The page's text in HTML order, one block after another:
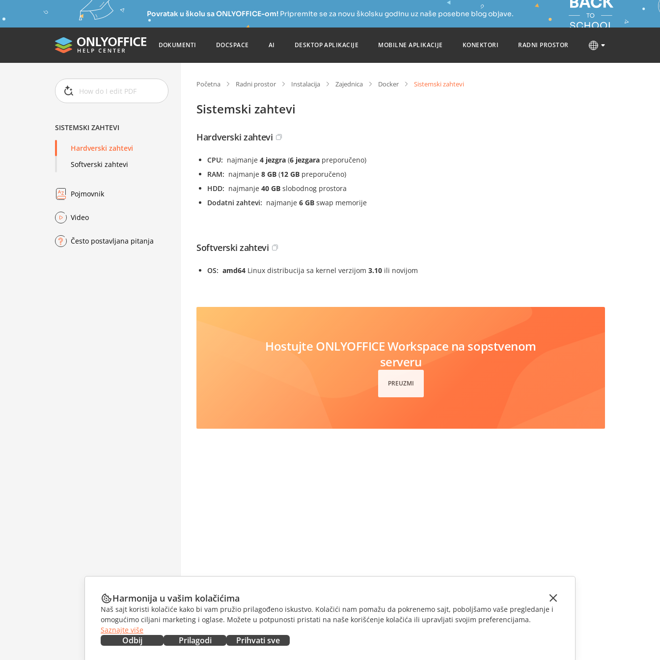
Povratak u školu sa ONLYOFFICE-om!Pripremite se za novu školsku godinu uz naše posebne blog objave.
DOKUMENTI DOCSPACE AI DESKTOP APLIKACIJE MOBILNE APLIKACIJE KONEKTORI RADNI PROSTOR
SISTEMSKI ZAHTEVI
Hardverski zahtevi
Softverski zahtevi
Pojmovnik
Video
Često postavljana pitanja
Početna Radni prostor Instalacija Zajednica Docker Sistemski zahtevi
Sistemski zahtevi
Hardverski zahtevi
CPU najmanje 4 jezgra (6 jezgara preporučeno)
RAM
najmanje 8 GB (12 GB preporučeno)
HDD
najmanje 40 GB slobodnog prostora
Dodatni zahtevi
najmanje 6 GB swap memorije
Softverski zahtevi
OS amd64 Linux distribucija sa kernel verzijom 3.10 ili novijom
Hostujte ONLYOFFICE Workspace na sopstvenom
serveru
PREUZMI
Harmonija u vašim kolačićima
Naš sajt koristi kolačiće kako bi vam pružio prilagođeno iskustvo. Kolačići nam pomažu da pokrenemo sajt, poboljšamo vaše pregledanje i
omogućimo ciljani marketing i oglase. Možete u potpunosti pristati na naše korišćenje kolačića ili upravljati svojim preferencijama.
Saznajte više
Odbij Prilagodi Prihvati sve